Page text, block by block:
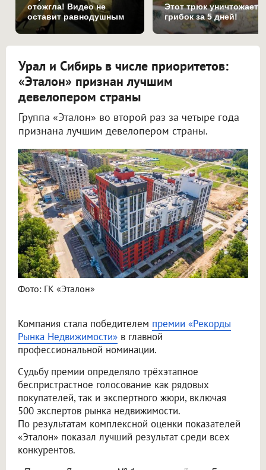
отожгла! Видео не
оставит равнодушным
Этот трюк уничтожает
грибок за 5 дней!
Урал и Сибирь в числе приоритетов:
«Эталон» признан лучшим
девелопером страны
Группа «Эталон» во второй раз за четыре года
признана лучшим девелопером страны.
Фото: ГК «Эталон»
Компания стала победителем премии «Рекорды
Рынка Недвижимости» в главной
профессиональной номинации.
Судьбу премии определяло трёхэтапное
беспристрастное голосование как рядовых
покупателей, так и экспертного жюри, включая
500 экспертов рынка недвижимости.
По результатам комплексной оценки показателей
«Эталон» показал лучший результат среди всех
конкурентов.